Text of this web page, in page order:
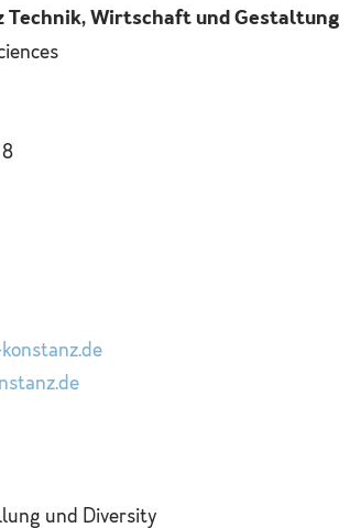
Technik, Wirtschaft und Gestaltung
und Diversity